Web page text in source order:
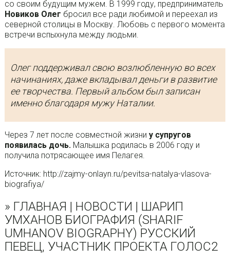
со своим будущим мужем. В 1999 году, предприниматель
Новиков Олег бросил все ради любимой и переехал из
северной столицы в Москву. Любовь с первого момента
встречи вспыхнула между людьми.
Олег поддерживал свою возлюбленную во всех
начинаниях, даже вкладывал деньги в развитие
ее творчества. Первый альбом был записан
именно благодаря мужу Наталии.
Через 7 лет после совместной жизни у супругов
появилась дочь. Малышка родилась в 2006 году и
получила потрясающее имя Пелагея.
Источник: http://zajmy-onlayn.ru/pevitsa-natalya-vlasova-
biografiya/
» ГЛАВНАЯ | НОВОСТИ | ШАРИП
УМХАНОВ БИОГРАФИЯ (SHARIF
UMHANOV BIOGRAPHY) РУССКИЙ
ПЕВЕЦ, УЧАСТНИК ПРОЕКТА ГОЛОС2